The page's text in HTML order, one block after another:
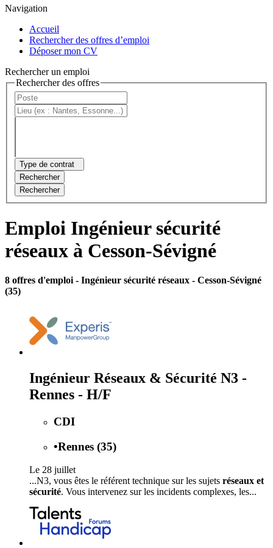
Navigation
Accueil
Rechercher des offres d’emploi
Déposer mon CV
Rechercher un emploi
Rechercher des offres
Type de contrat
Rechercher
Rechercher
Emploi Ingénieur sécurité
réseaux à Cesson-Sévigné
8 offres d'emploi - Ingénieur sécurité réseaux - Cesson-Sévigné
(35)
Ingénieur Réseaux & Sécurité N3 -
Rennes - H/F
CDI
•Rennes (35)
Le 28 juillet
...N3, vous êtes le référent technique sur les sujets réseaux et
sécurité. Vous intervenez sur les incidents complexes, les...